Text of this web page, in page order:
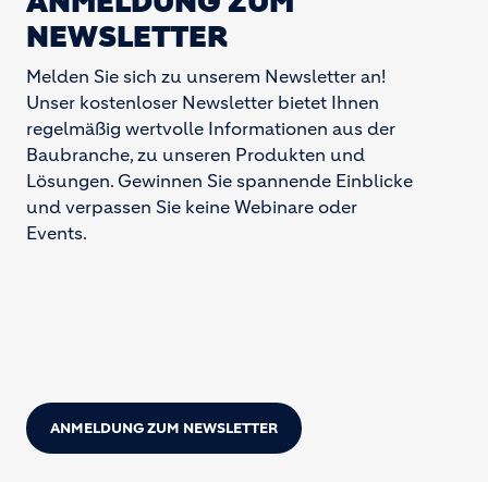
NEWSLETTER
Melden Sie sich zu unserem Newsletter an!
Unser kostenloser Newsletter bietet Ihnen
regelmäßig wertvolle Informationen aus der
Baubranche, zu unseren Produkten und
Lösungen. Gewinnen Sie spannende Einblicke
und verpassen Sie keine Webinare oder
Events.
ANMELDUNG ZUM NEWSLETTER